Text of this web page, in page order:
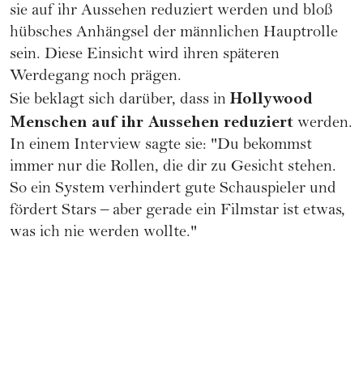
sie auf ihr Aussehen reduziert werden und bloß
hübsches Anhängsel der männlichen Hauptrolle
sein. Diese Einsicht wird ihren späteren
Werdegang noch prägen.
Sie beklagt sich darüber, dass in Hollywood
Menschen auf ihr Aussehen reduziert werden.
In einem Interview sagte sie: "Du bekommst
immer nur die Rollen, die dir zu Gesicht stehen.
So ein System verhindert gute Schauspieler und
fördert Stars – aber gerade ein Filmstar ist etwas,
was ich nie werden wollte."